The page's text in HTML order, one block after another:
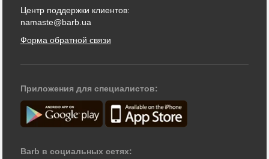
Центр поддержки клиентов:
namaste@barb.ua
Форма обратной связи
Приложения для специалистов:
Barb в социальных сетях: